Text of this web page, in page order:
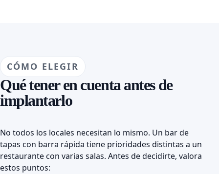
CÓMO ELEGIR
Qué tener en cuenta antes de
implantarlo
No todos los locales necesitan lo mismo. Un bar de
tapas con barra rápida tiene prioridades distintas a un
restaurante con varias salas. Antes de decidirte, valora
estos puntos: